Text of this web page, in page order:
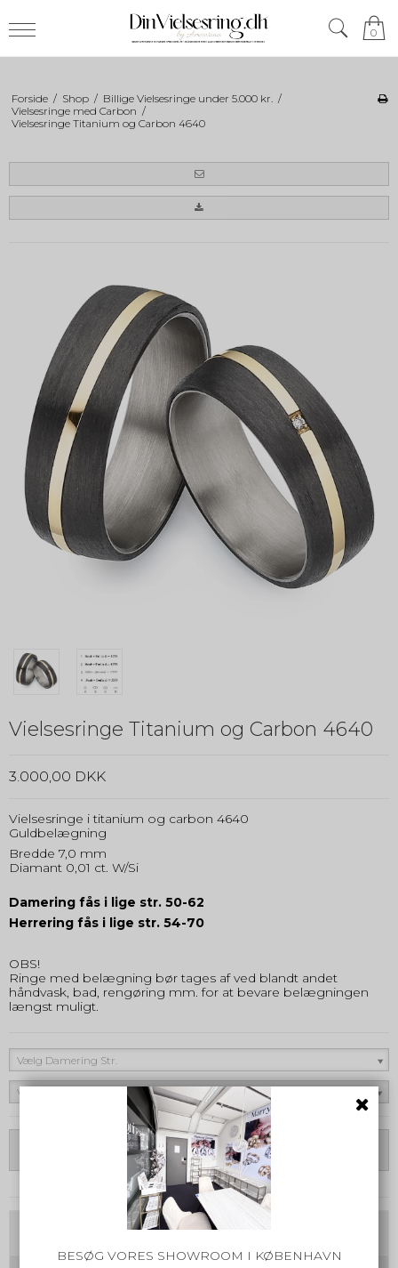
0
Forside / Shop / Billige Vielsesringe under 5.000 kr. /
Vielsesringe med Carbon /
Vielsesringe Titanium og Carbon 4640
Vielsesringe Titanium og Carbon 4640
3.000,00 DKK
Vielsesringe i titanium og carbon 4640
Guldbelægning
Bredde 7,0 mm
Diamant 0,01 ct. W/Si
Damering fås i lige str. 50-62
Herrering fås i lige str. 54-70
OBS!
Ringe med belægning bør tages af ved blandt andet
håndvask, bad, rengøring mm. for at bevare belægningen
længst muligt.
Vælg Damering Str.
Vælg Herrering Str.
BESØG VORES SHOWROOM I KØBENHAVN